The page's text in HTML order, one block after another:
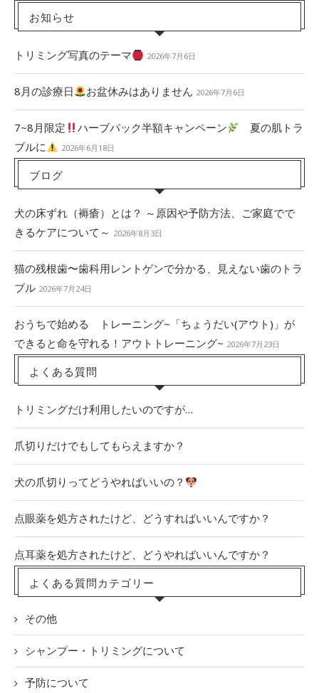
お知らせ
トリミング写真のテーマ 2026年7月6日
8月の診療日 お盆休みはありません 2026年7月6日
7~8月限定 ハーブパック半額キャンペーン
夏の肌トラ
ブルに
2026年6月18日
ブログ
犬の床ずれ（褥瘡）とは？ ～原因や予防方法、ご家庭でで
きるケアについて～ 2026年8月3日
猫の残根歯〜歯科用レントゲンで分かる、見えない歯のトラ
ブル 2026年7月24日
おうちで始める トレーニング~「ちょうだい(アウト)」が
できると命を守れる！アウトトレーニング~ 2026年7月23日
よくある質問
トリミングだけ利用したいのですが…
爪切りだけでもしてもらえますか？
犬の爪切りってどうやればいいの？
点眼薬を処方されたけど、どうすればいいんですか？
点耳薬を処方されたけど、どうやればいいんですか？
よくある質問カテゴリー
その他
シャンプー・トリミングについて
予防について